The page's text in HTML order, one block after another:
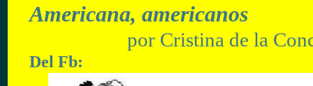
Americana, americanos
por Cristina de la
Del Fb: